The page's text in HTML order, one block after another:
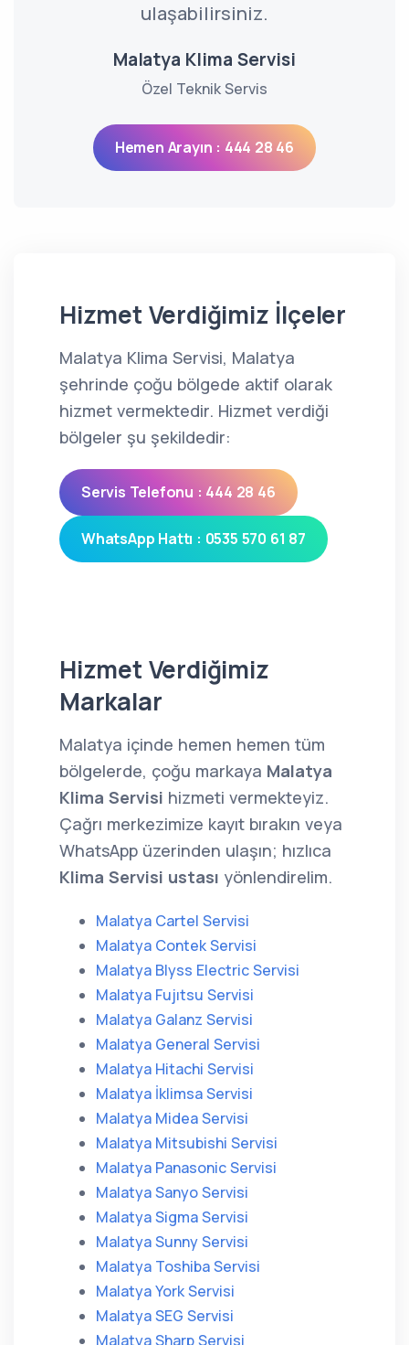
ulaşabilirsiniz.
Malatya Klima Servisi
Özel Teknik Servis
Hemen Arayın : 444 28 46
Hizmet Verdiğimiz İlçeler
Malatya Klima Servisi, Malatya
şehrinde çoğu bölgede aktif olarak
hizmet vermektedir. Hizmet verdiği
bölgeler şu şekildedir:
Servis Telefonu : 444 28 46
WhatsApp Hattı : 0535 570 61 87
Hizmet Verdiğimiz
Markalar
Malatya içinde hemen hemen tüm
bölgelerde, çoğu markaya Malatya
Klima Servisi hizmeti vermekteyiz.
Çağrı merkezimize kayıt bırakın veya
WhatsApp üzerinden ulaşın; hızlıca
Klima Servisi ustası yönlendirelim.
Malatya Cartel Servisi
Malatya Contek Servisi
Malatya Blyss Electric Servisi
Malatya Fujıtsu Servisi
Malatya Galanz Servisi
Malatya General Servisi
Malatya Hitachi Servisi
Malatya İklimsa Servisi
Malatya Midea Servisi
Malatya Mitsubishi Servisi
Malatya Panasonic Servisi
Malatya Sanyo Servisi
Malatya Sigma Servisi
Malatya Sunny Servisi
Malatya Toshiba Servisi
Malatya York Servisi
Malatya SEG Servisi
Malatya Sharp Servisi